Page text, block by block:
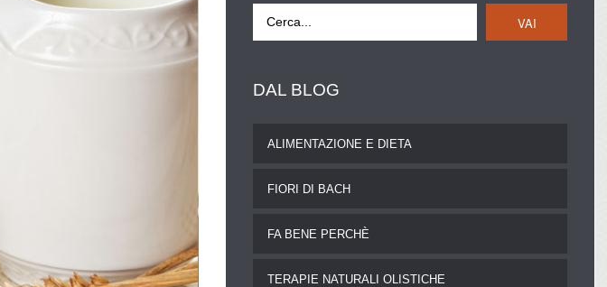
VAI
DAL BLOG
ALIMENTAZIONE E DIETA
FIORI DI BACH
FA BENE PERCHÈ
TERAPIE NATURALI OLISTICHE